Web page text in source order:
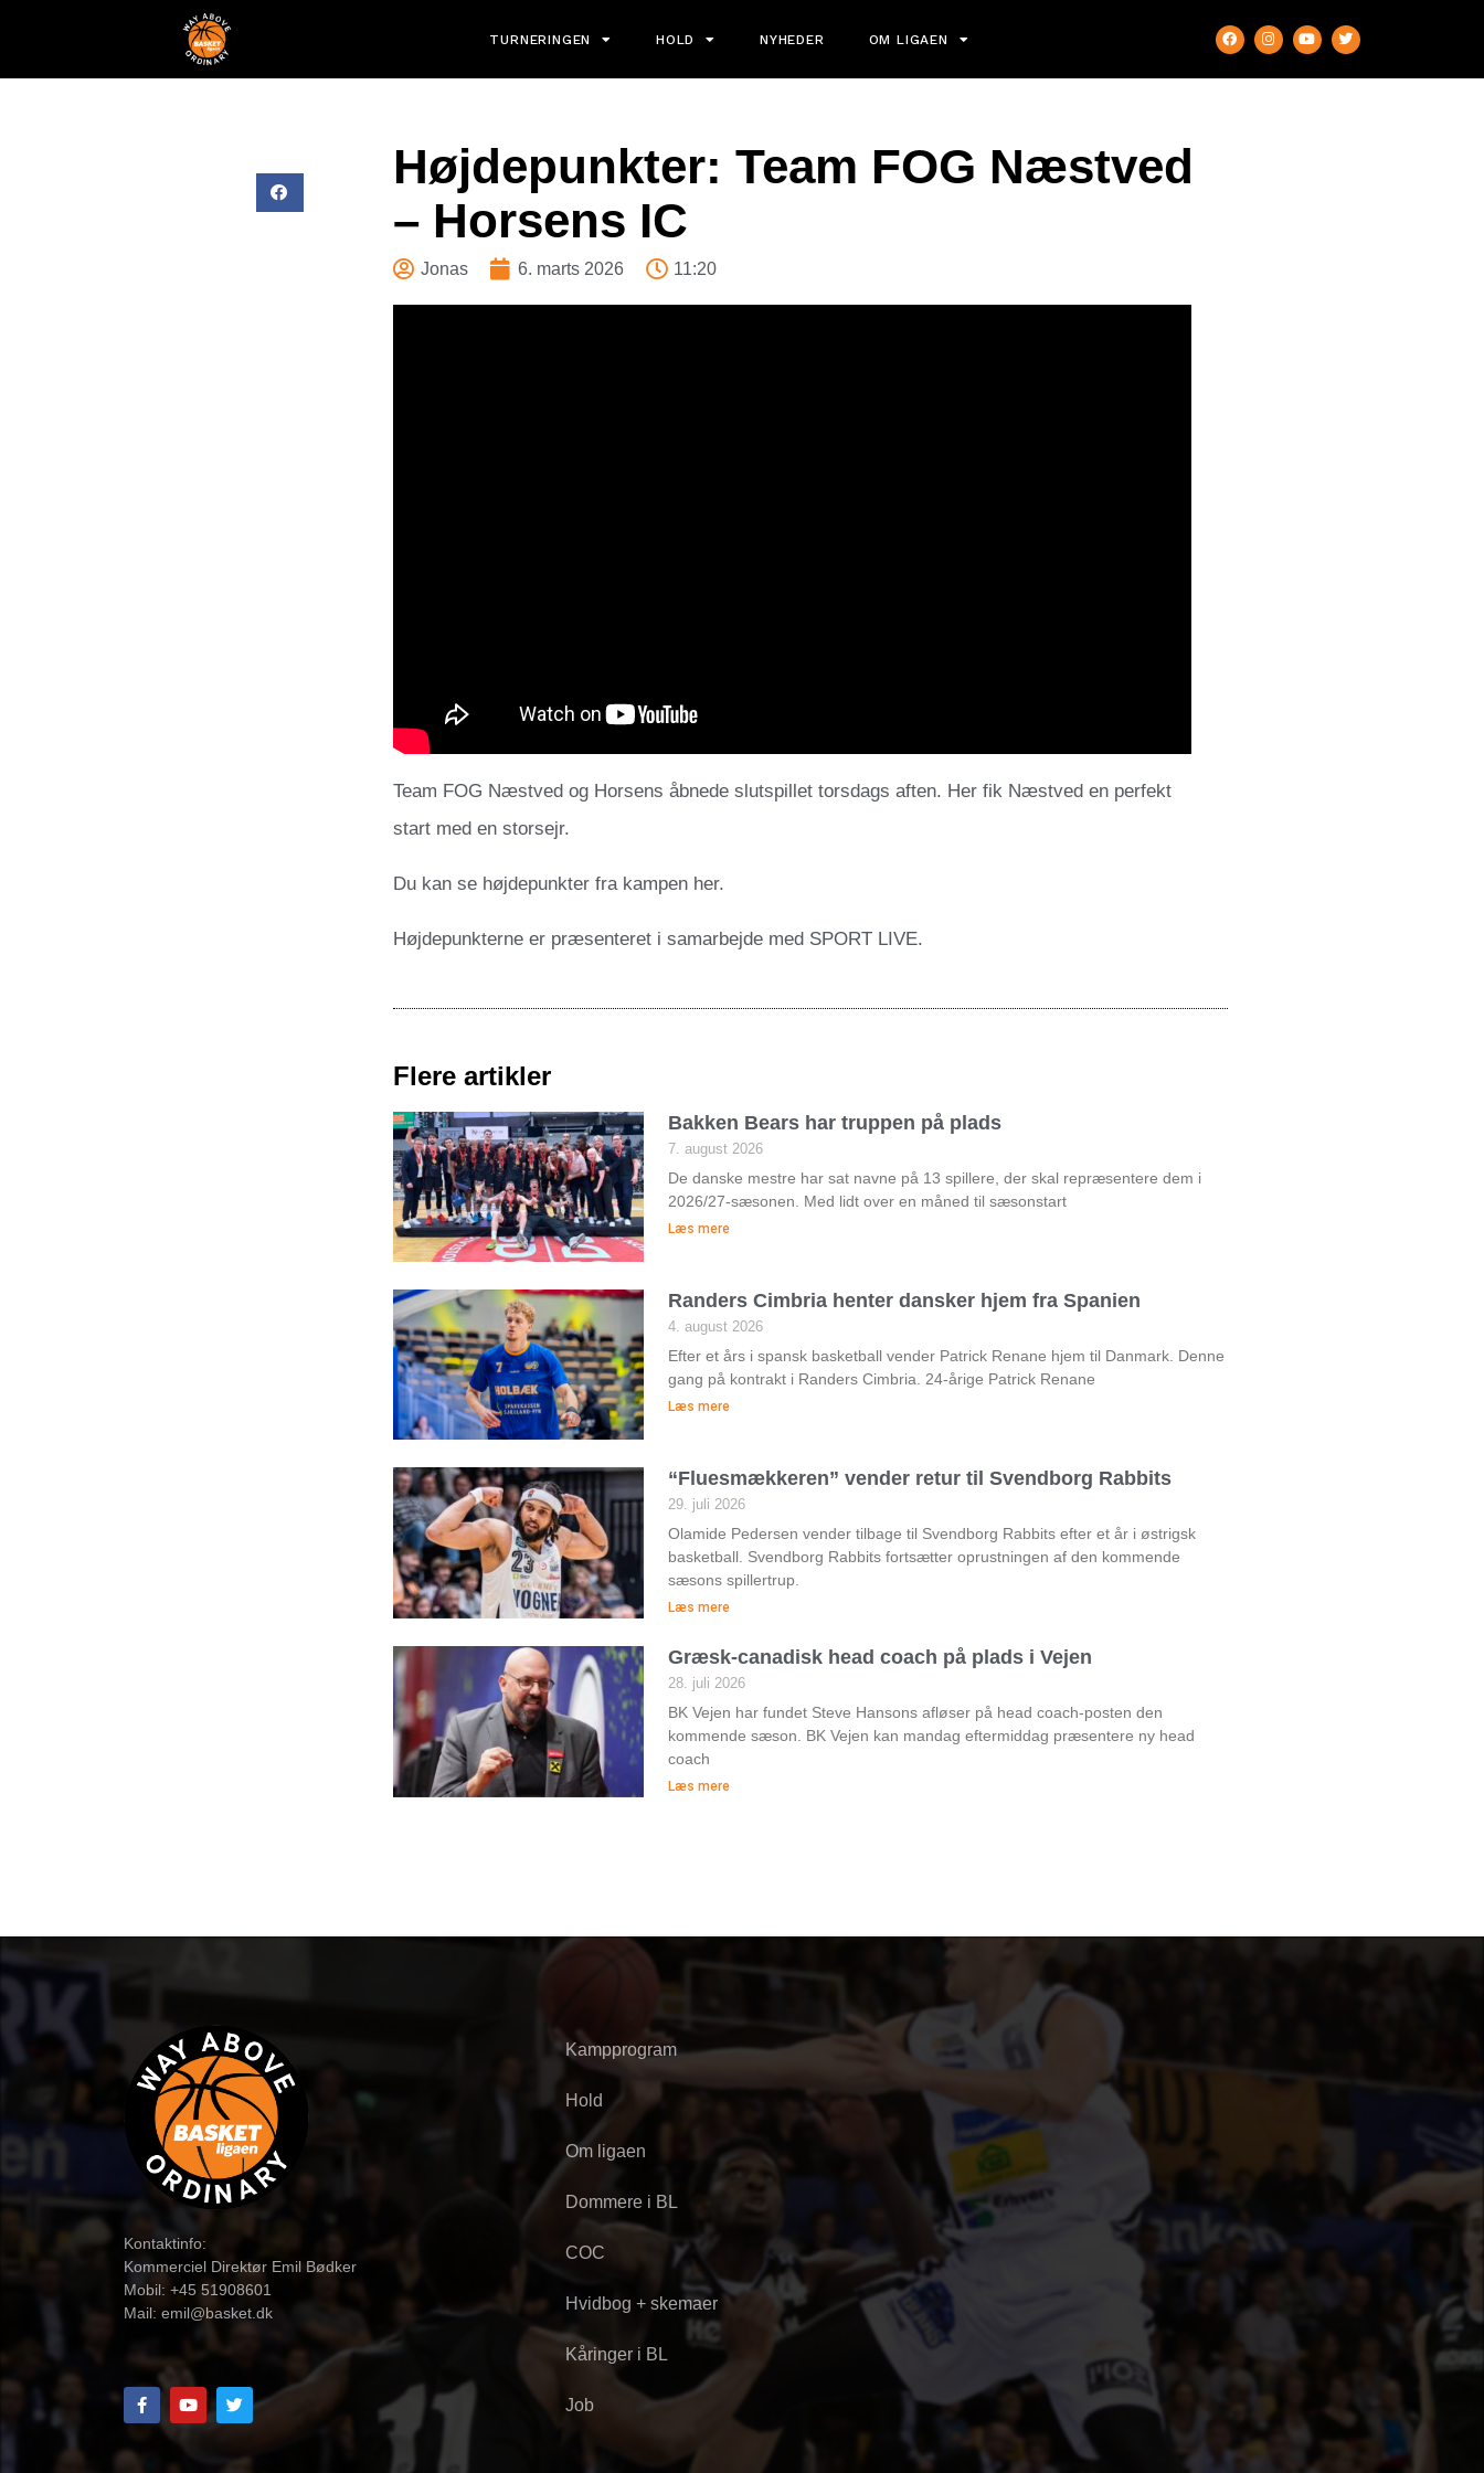
TURNERINGEN HOLD NYHEDER OM LIGAEN
Højdepunkter: Team FOG Næstved
– Horsens IC
Jonas 6. marts 2026 11:20
Team FOG Næstved og Horsens åbnede slutspillet torsdags aften. Her fik Næstved en perfekt
start med en storsejr.
Du kan se højdepunkter fra kampen her.
Højdepunkterne er præsenteret i samarbejde med SPORT LIVE.
Flere artikler
Bakken Bears har truppen på plads
7. august 2026
De danske mestre har sat navne på 13 spillere, der skal repræsentere dem i
2026/27-sæsonen. Med lidt over en måned til sæsonstart
Læs mere
Randers Cimbria henter dansker hjem fra Spanien
4. august 2026
Efter et års i spansk basketball vender Patrick Renane hjem til Danmark. Denne
gang på kontrakt i Randers Cimbria. 24-årige Patrick Renane
Læs mere
“Fluesmækkeren” vender retur til Svendborg Rabbits
29. juli 2026
Olamide Pedersen vender tilbage til Svendborg Rabbits efter et år i østrigsk
basketball. Svendborg Rabbits fortsætter oprustningen af den kommende
sæsons spillertrup.
Læs mere
Græsk-canadisk head coach på plads i Vejen
28. juli 2026
BK Vejen har fundet Steve Hansons afløser på head coach-posten den
kommende sæson. BK Vejen kan mandag eftermiddag præsentere ny head
coach
Læs mere
Kontaktinfo:
Kommerciel Direktør Emil Bødker
Mobil: +45 51908601
Mail: emil@basket.dk
Kampprogram
Hold
Om ligaen
Dommere i BL
COC
Hvidbog + skemaer
Kåringer i BL
Job